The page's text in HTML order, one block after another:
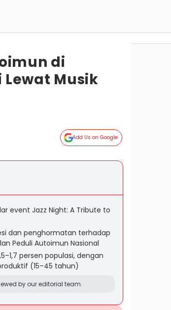
di
Musik
Add Us on Google
event Jazz Night: A Tribute to
dan penghormatan terhadap
Peduli Autoimun Nasional
persen populasi, dengan
(15–45 tahun)
by our editorial team.